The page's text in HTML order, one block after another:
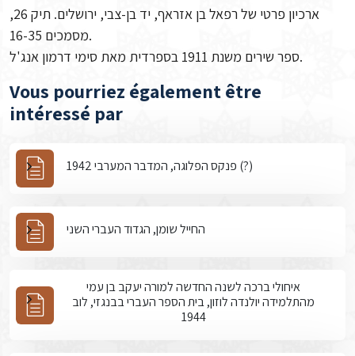
ארכיון פרטי של רפאל בן אזראף, יד בן-צבי, ירושלים. תיק 26,
מסמכים 16-35.
ספר שירים משנת 1911 בספרדית מאת סימי דרמון אנג'ל.
Vous pourriez également être
intéressé par
פנקס הפלוגה, המדבר המערבי 1942 (?)
החייל שומן, הגדוד העברי השני
איחולי ברכה לשנה החדשה למורה יעקב בן עמי
מהתלמידה יולנדה לוזון, בית הספר העברי בבנגזי, לוב
1944